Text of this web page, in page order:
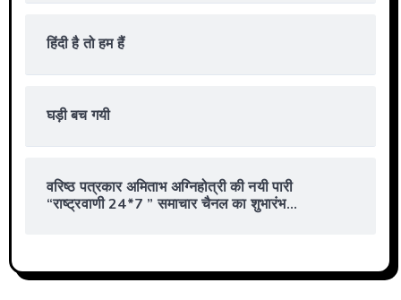
हिंदी है तो हम हैं
घड़ी बच गयी
वरिष्ठ पत्रकार अमिताभ अग्निहोत्री की नयी पारी
“राष्ट्रवाणी 24*7 ” समाचार चैनल का शुभारंभ…